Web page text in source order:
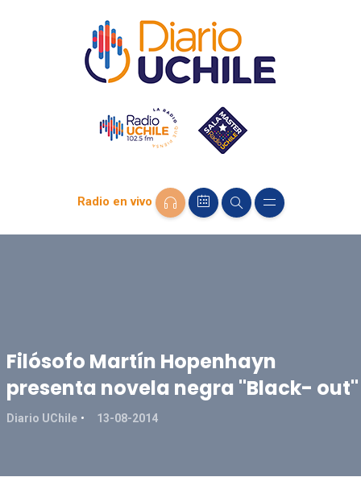
Radio en vivo
Filósofo Martín Hopenhayn
presenta novela negra "Black- out"
Diario UChile 13-08-2014